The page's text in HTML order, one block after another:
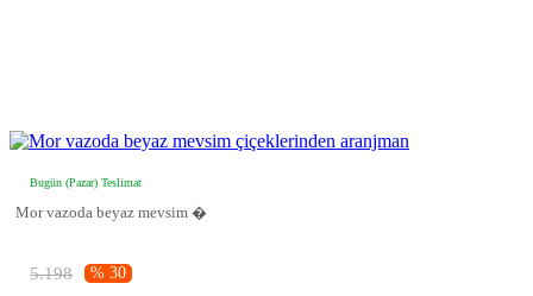
Bugün (Pazar) Teslimat
Mor vazoda beyaz mevsim �
5.198 % 30